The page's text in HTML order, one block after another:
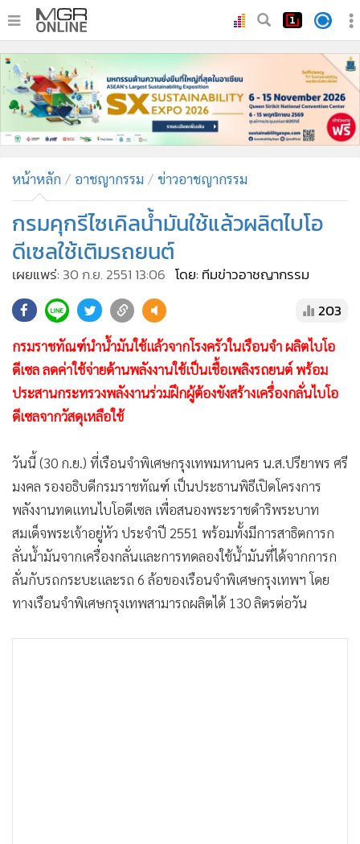
•
• ทันเหตุการณ์
• ภาคใต้
• ภูมิภาค
• บันเทิง
ผู้จัดการรายวัน
• คอลัมนิสต์
• ละคร
• Cyber BIZ
ผู้จัดกวน
•
Good health & Well-being
• Green Innovation & SD
• Management & HR
• Infographic
• การเมือง
• ท่องเที่ยว
• กีฬา
• ต่างประเทศ
• Special Scoop
• เศรษฐกิจ-ธุรกิจ
• จีน
หน้าหลัก อาชญากรรม ข่าวอาชญากรรม
กรมคุกรีไซเคิลน้ำมันใช้แล้วผลิตไบโอ
ดีเซลใช้เติมรถยนต์
เผยแพร่: 30 ก.ย. 2551 13:06 โดย: ทีมข่าวอาชญากรรม
203
กรมราชทัณฑ์นำน้ำมันใช้แล้วจากโรงครัวในเรือนจำ ผลิตไบโอ
ดีเซล ลดค่าใช้จ่ายด้านพลังงานใช้เป็นเชื้อเพลิงรถยนต์ พร้อม
ประสานกระทรวงพลังงานร่วมฝึกผู้ต้องขังสร้างเครื่องกลั่นไบโอ
ดีเซลจากวัสดุเหลือใช้
วันนี้ (30 ก.ย.) ที่เรือนจำพิเศษกรุงเทพมหานคร น.ส.ปรียาพร ศรี
มงคล รองอธิบดีกรมราชทัณฑ์ เป็นประธานพิธีเปิดโครงการ
พลังงานทดแทนไบโอดีเซล เพื่อสนองพระราชดำริพระบาท
สมเด็จพระเจ้าอยู่หัว ประจำปี 2551 พร้อมทั้งมีการสาธิตการก
ลั่นน้ำมันจากเครื่องกลั่นและการทดลองใช้น้ำมันที่ได้จากการก
ลั่นกับรถกระบะและรถ 6 ล้อของเรือนจำพิเศษกรุงเทพฯ โดย
ทางเรือนจำพิเศษกรุงเทพสามารถผลิตได้ 130 ลิตรต่อวัน